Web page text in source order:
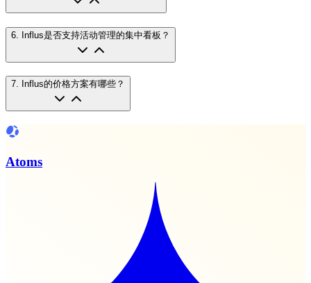
6 Influs是否支持活动管理的集中看板？
7. Influs的价格方案有哪些？
Atoms